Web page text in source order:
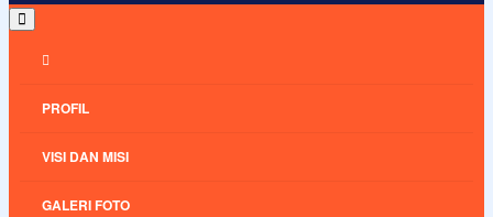
PROFIL
VISI DAN MISI
GALERI FOTO